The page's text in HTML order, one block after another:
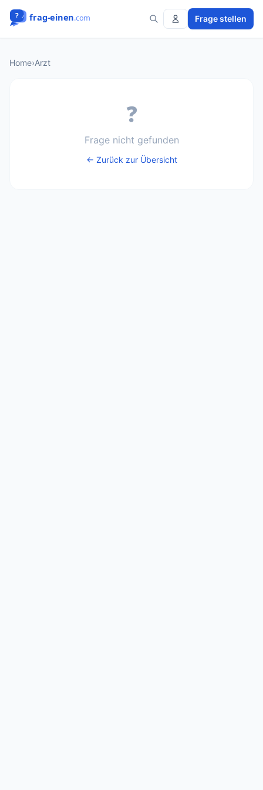
Frage stellen
Home›Arzt
❓
Frage nicht gefunden
← Zurück zur Übersicht